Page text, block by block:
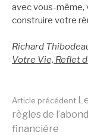
avec vous-même,
construire votre
Richard
Votre Vie, Reflet
Lire
Article précédent
règles de
financière